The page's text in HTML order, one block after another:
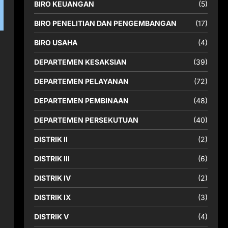
BIRO KEUANGAN (5)
BIRO PENELITIAN DAN PENGEMBANGAN (17)
BIRO USAHA (4)
DEPARTEMEN KESAKSIAN (39)
DEPARTEMEN PELAYANAN (72)
DEPARTEMEN PEMBINAAN (48)
DEPARTEMEN PERSEKUTUAN (40)
DISTRIK II (2)
DISTRIK III (6)
DISTRIK IV (2)
DISTRIK IX (3)
DISTRIK V (4)